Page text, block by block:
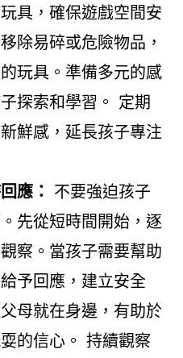
具，確保遊戲空間安
除易碎或危險物品，
玩具。準備多元的感
探索和學習。 定期
鮮感，延長孩子專注
應：
不要強迫孩子
先從短時間開始，逐
察。當孩子需要幫助
予回應，建立安全
母就在身邊，有助於
的信心。 持續觀察